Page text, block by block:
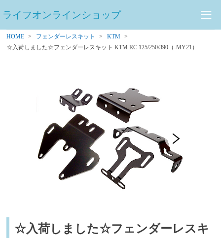
ライフオンラインショップ
HOME フェンダーレスキット
KTM
☆入荷しました☆フェンダーレスキット KTM RC 125/250/390（-MY21）
☆入荷しました☆フェンダーレスキ